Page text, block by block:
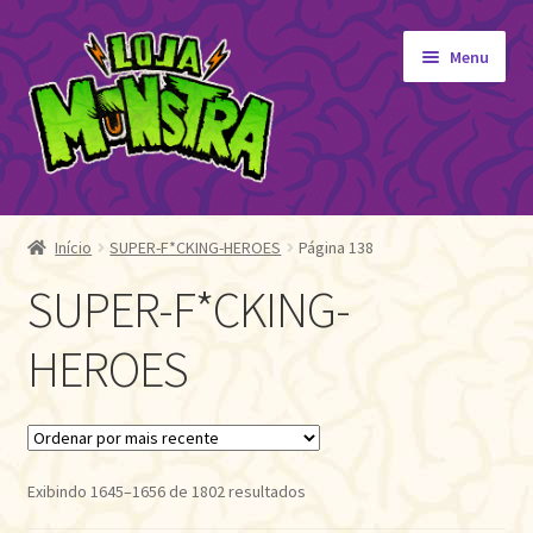
Pular
para
navegação
Pular
para
o
conteúdo
Menu
GIBIS
SUPER-F*CKING-HEROES
MANGÁ
GERAL
PROMOÇÕES
ORIGINAIS
EDITORA MONSTRA
Início SUPER-F*CKING-HEROES Página 138
SUPER-F*CKING-
HEROES
Exibindo 1645–1656 de 1802 resultadosClassificado